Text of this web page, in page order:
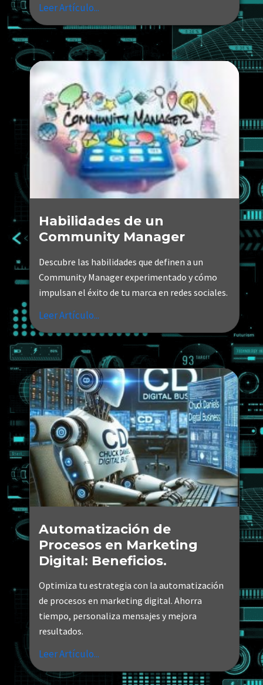
Leer Artículo...
Habilidades de un
Community Manager
Descubre las habilidades que definen a un
Community Manager experimentado y cómo
impulsan el éxito de tu marca en redes sociales.
Leer Artículo...
Automatización de
Procesos en Marketing
Digital: Beneficios.
Optimiza tu estrategia con la automatización
de procesos en marketing digital. Ahorra
tiempo, personaliza mensajes y mejora
resultados.
Leer Artículo...